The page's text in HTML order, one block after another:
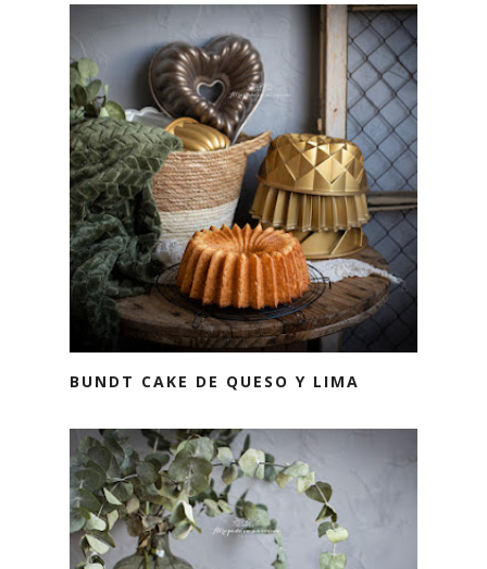
BUNDT CAKE DE QUESO Y LIMA